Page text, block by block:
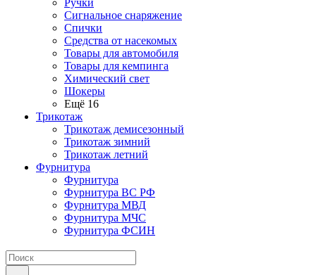
Ручки
Сигнальное снаряжение
Спички
Средства от насекомых
Товары для автомобиля
Товары для кемпинга
Химический свет
Шокеры
Ещё 16
Трикотаж
Трикотаж демисезонный
Трикотаж зимний
Трикотаж летний
Фурнитура
Фурнитура
Фурнитура ВС РФ
Фурнитура МВД
Фурнитура МЧС
Фурнитура ФСИН